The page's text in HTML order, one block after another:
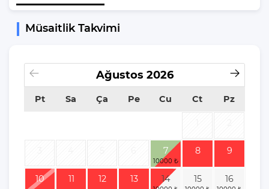
Müsaitlik Takvimi
Ağustos 2026
Pt Sa Ça Pe Cu Ct Pz
7 8 9
10 11 12 13 14 15 16